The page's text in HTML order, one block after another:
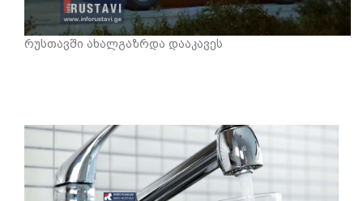
რუსთავში ახალგაზრდა დააკავეს